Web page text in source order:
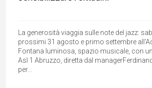
La generosità viaggia sulle note del jazz:
prossimi 31 agosto e primo settembre
Fontana luminosa, spazio musicale, con
Asl 1 Abruzzo, diretta dal
per...